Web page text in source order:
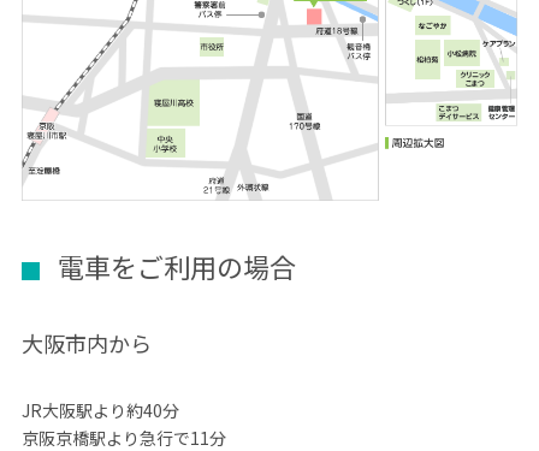
電車をご利用の場合
大阪市内から
JR大阪駅より約40分
京阪京橋駅より急行で11分